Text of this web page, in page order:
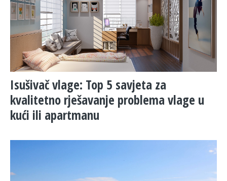
Isušivač vlage: Top 5 savjeta za
kvalitetno rješavanje problema vlage u
kući ili apartmanu